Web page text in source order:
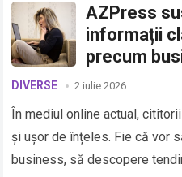
AZPress
informații
precum
sănătate
DIVERSE 2 iulie 2026
În mediul online actual,
și ușor de înțeles. Fie că vor
business, să descopere